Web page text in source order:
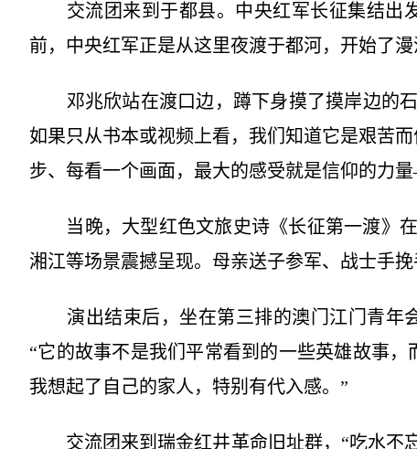
交流团来到于都县。中央红军长征集结出
前，中央红军正是从这里夜渡于都河，开始了漫
邓兆欣站在渡口边，蹲下身摸了摸岸边的石
如果只从书本或视频上看，我们知道它是艰苦
步、每看一个画面，最大的感受就是信仰的力
当晚，大型红色文旅史诗《长征第一渡》在
湘江等场景震撼呈现。母亲送子参军、战士手
演出结束后，坐在第三排的澳门江门青年会
“它的故事不是我们平常看到的一些英雄故事
我想起了自己的家人，特别有代入感。”
交流团来到瑞金红井革命旧址群，“吃水不